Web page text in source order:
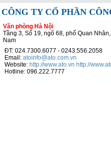
CÔNG TY CỔ PHẦN
Văn phòng Hà Nội
Tầng 3, Số 19, ngõ 68, phố Quan
Nam
ĐT: 024.7300.6077 - 0243.556.2058
Email: atoinfo@ato.com.vn
Website: http://www.ato.vn http://
Hotline: 096.222.7777